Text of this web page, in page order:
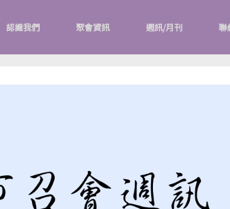
認識我們 聚會資訊 週訊/月刊 聯